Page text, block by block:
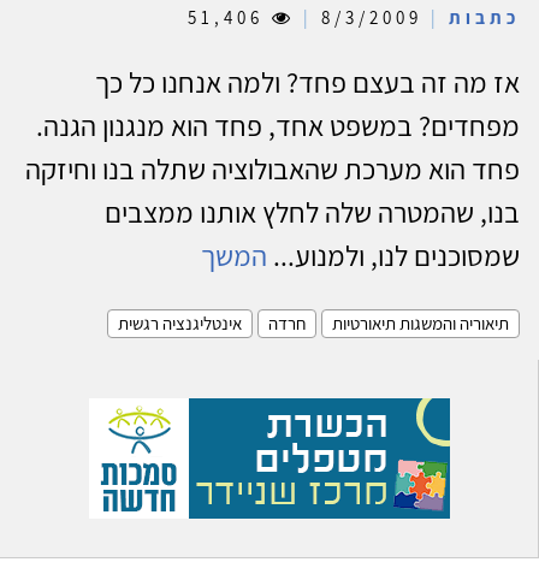
כתבות |
|
אז מה זה בעצם פחד? ולמה אנחנו כל כך
מפחדים? במשפט אחד, פחד הוא מנגנון הגנה.
פחד הוא מערכת שהאבולוציה שתלה בנו וחיזקה
בנו, שהמטרה שלה לחלץ אותנו ממצבים
שמסוכנים לנו, ולמנוע... המשך
תיאוריה והמשגות תיאורטיות חרדה אינטליגנציה רגשית